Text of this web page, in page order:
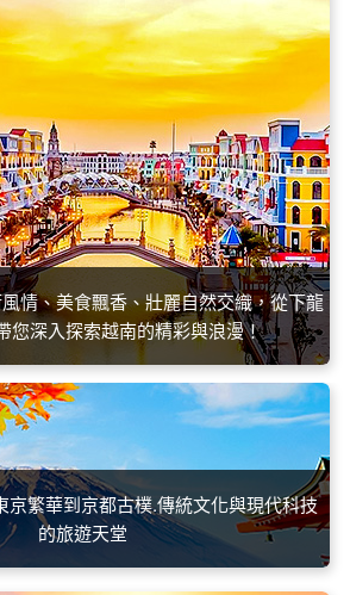
情、美食飄香、壯麗自然交織，從下龍
您深入探索越南的精彩與浪漫！
京繁華到京都古樸.傳統文化與現代科技
的旅遊天堂